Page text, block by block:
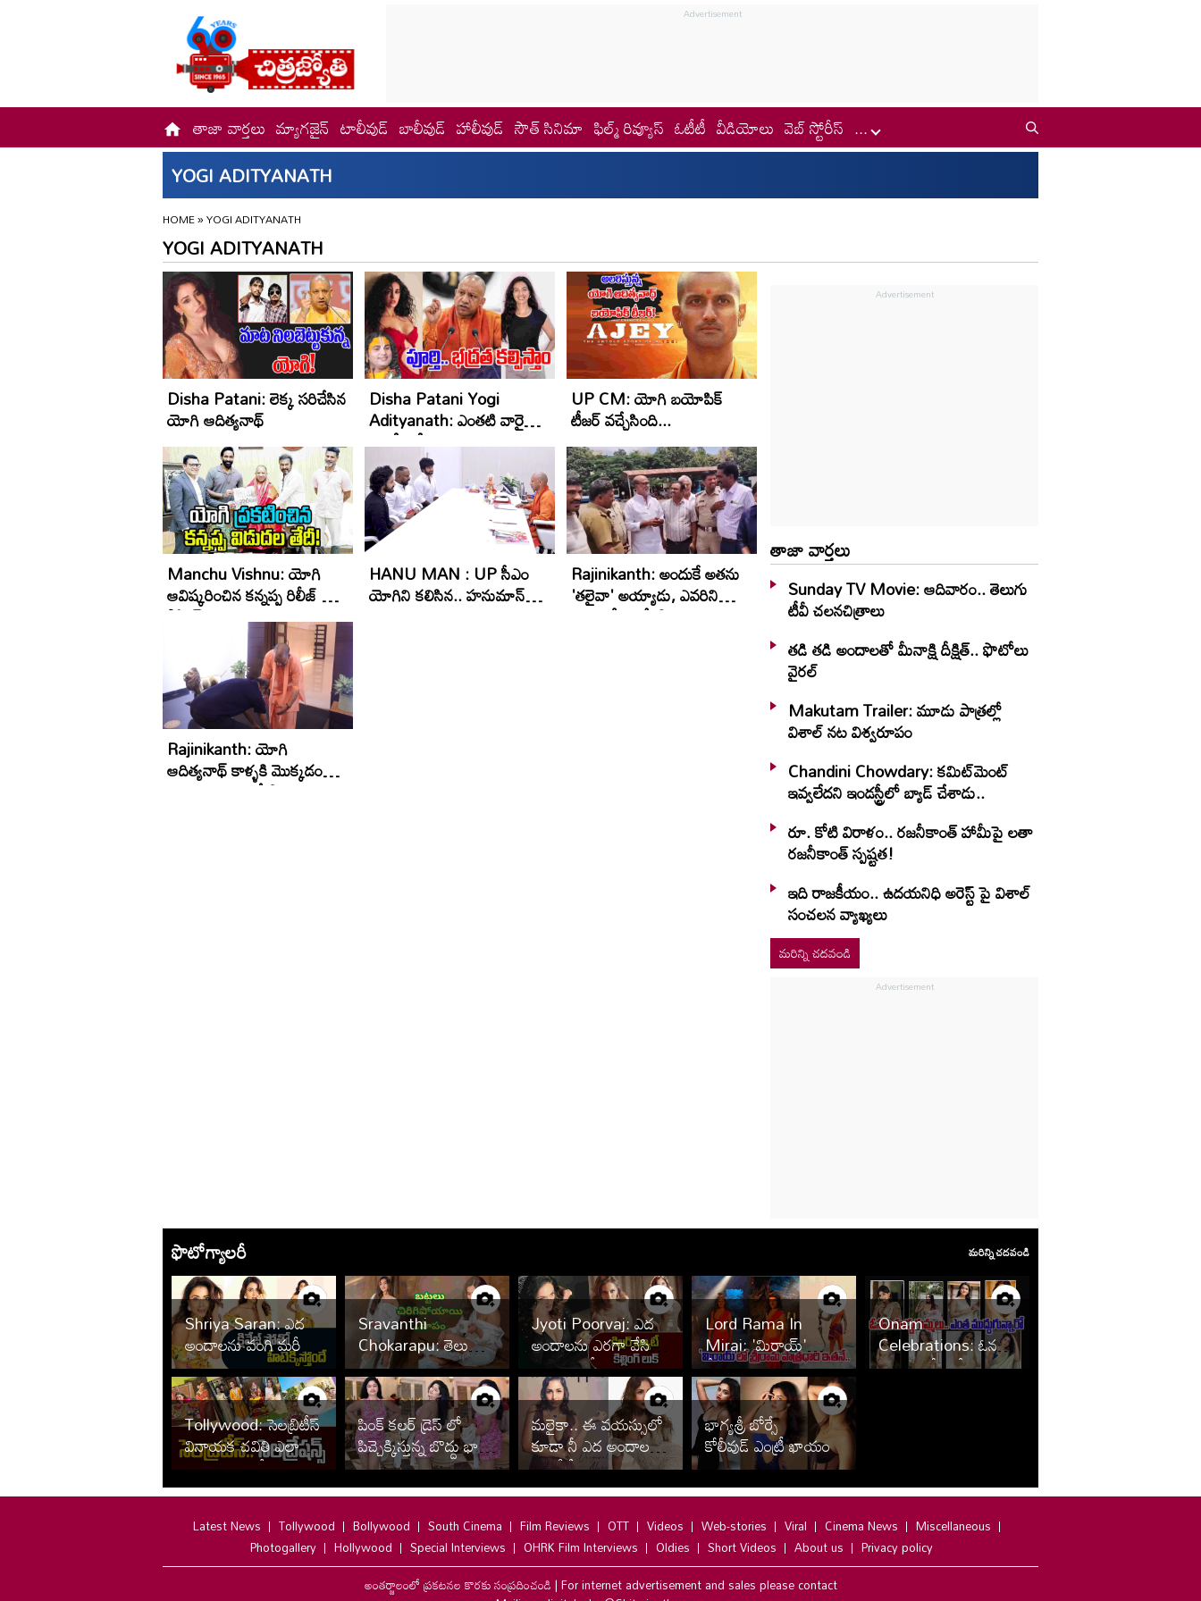
తాజా వార్తలు మ్యాగజైన్ టాలీవుడ్ బాలీవుడ్ హాలీవుడ్ సౌత్ సినిమా ఫిల్మ్ రివ్యూస్ ఓటీటీ వీడియోలు వెబ్ స్టోరీస్ ...
YOGI ADITYANATH
HOME»YOGI ADITYANATH
YOGI ADITYANATH
Disha Patani: లెక్క సరిచేసిన
యోగి ఆదిత్యనాథ్‌
Disha Patani Yogi
Adityanath: ఎంతటి వారైనా..
వ‌దిలేది లేదు
UP CM: యోగి బయోపిక్
టీజర్ వచ్చేసింది...
Manchu Vishnu: యోగి
ఆవిష్కరించిన కన్నప్ప రిలీజ్ డేట్
పోస్టర్
HANU MAN : UP సీఎం
యోగిని క‌లిసిన.. హ‌నుమాన్
Rajinikanth: అందుకే అతను
'తలైవా' అయ్యాడు, ఎవరిని
కలిశాడో తెలిస్తే షాకవుతారు
Rajinikanth: యోగి
ఆదిత్యనాథ్ కాళ్ళకి మొక్కడంపై
రజిని వివరణ ఇచ్చేసారు,
తాజా వార్తలు
Sunday TV Movie: ఆదివారం.. తెలుగు
టీవీ చ‌ల‌న‌చిత్రాలు
తడి తడి అందాలతో మీనాక్షి దీక్షిత్‌.. ఫొటోలు
వైరల్
Makutam Trailer: మూడు పాత్రల్లో
విశాల్ నట విశ్వరూపం
Chandini Chowdary: కమిట్‌మెంట్
ఇవ్వలేదని ఇండస్ట్రీలో బ్యాడ్ చేశాడు..
రూ. కోటి విరాళం.. రజనీకాంత్ హామీపై లతా
రజనీకాంత్ స్పష్టత!
ఇది రాజకీయం.. ఉదయనిధి అరెస్ట్ పై విశాల్
సంచలన వ్యాఖ్యలు
మరిన్ని చదవండి
ఫొటోగ్యాలరీ మరిన్ని చదవండి
Shriya Saran: ఎద
అందాలను వంగి మరీ
చూపిస్తూ రెచ్చగొడుతున్న
మిరాయ్ బ్యూటీ..
Sravanthi
Chokarapu: తెలుగు
యాంక‌ర్.. చొక్కా విప్పి
మ‌రీ రెచ్చిపోయిందిగా
Jyoti Poorvaj: ఎద
అందాలను ఎరగా వేసి
జగతి ఆంటీ రచ్చ.. ఆ
టాటూనే స్పెషల్
Lord Rama In
Mirai: 'మిరాయ్'
శ్రీరాముడి ముచ్చట్లు
Onam
Celebrations: ఓనమ్
పండగ.. చీరల్లో
Tollywood: సెలబ్రిటీస్
వినాయక చవితి ఎలా
జరుపుకున్నారో చూడండి
పింక్ కలర్ డ్రెస్ లో
పిచ్చెక్కిస్తున్న బొద్దు భామ
పూనమ్
మలైకా.. ఈ వయస్సులో
కూడా నీ ఎద అందాలకు
తిరుగేలేదిక
భాగ్యశ్రీ బోర్సే
కోలీవుడ్ ఎంట్రీ ఖాయం
Latest News Tollywood Bollywood South Cinema Film Reviews OTT Videos Web-stories Viral Cinema News
Miscellaneous
Photogallery
Hollywood Special Interviews OHRK Film Interviews Oldies Short Videos About us
Privacy policy
అంతర్జాలంలో ప్రకటనల కొరకు సంప్రదించండి|For internet advertisement and sales please contact